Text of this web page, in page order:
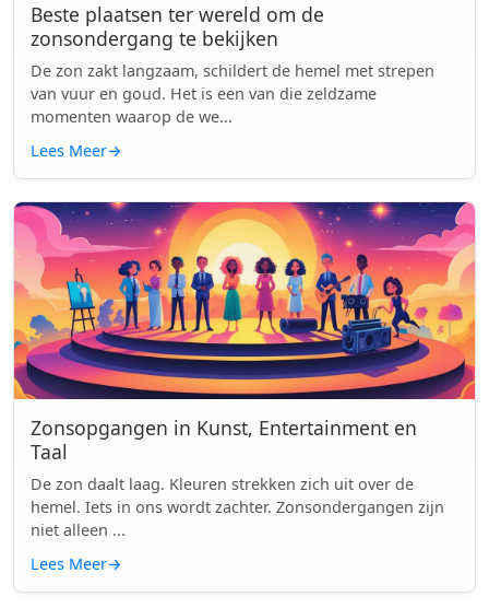
Beste plaatsen ter wereld om de
zonsondergang te bekijken
De zon zakt langzaam, schildert de hemel met strepen
van vuur en goud. Het is een van die zeldzame
momenten waarop de we...
Lees Meer→
Zonsopgangen in Kunst, Entertainment en
Taal
De zon daalt laag. Kleuren strekken zich uit over de
hemel. Iets in ons wordt zachter. Zonsondergangen zijn
niet alleen ...
Lees Meer→